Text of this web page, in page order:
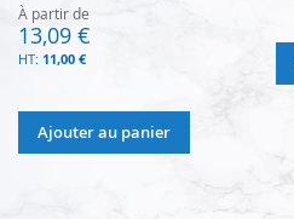
À partir de
13,09 €
11,00 €
Ajouter au panier